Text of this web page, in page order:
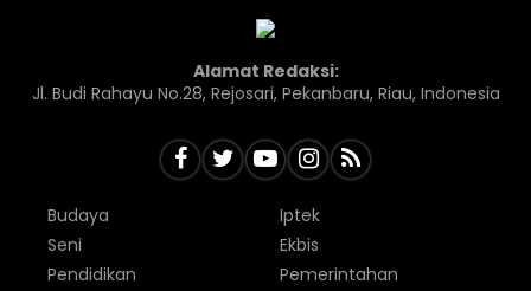
Alamat Redaksi:
Jl. Budi Rahayu No.28, Rejosari, Pekanbaru, Riau, Indonesia
Budaya
Seni
Pendidikan
Iptek
Ekbis
Pemerintahan